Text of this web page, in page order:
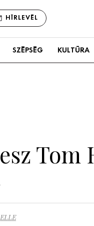
HÍRLEVÉL
SZÉPSÉG KULTÚRA
ELLE